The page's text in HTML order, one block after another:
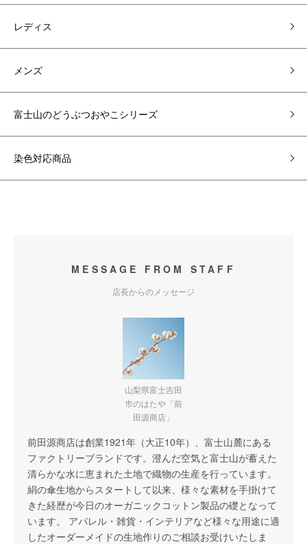
レディス
メンズ
富士山のどうぶつおやこシリーズ
染色対応商品
MESSAGE FROM STAFF
店長からのメッセージ
山梨県富士吉田
市のはたや「前
田源商店」
前田源商店は創業1921年（大正10年）、富士山麓にある
ファクトリーブランドです。澄んだ空気と富士山が蓄えた
清らかな水に恵まれた土地で織物の生産を行っています。
絹の傘生地からスタートして以来、様々な素材を手掛けて
きた経歴が今日のオーガニックコットン製品の礎となって
います。 アパレル・雑貨・インテリアなど様々な用途に適
したオーダーメイドの生地作りのご相談お受けいたしま